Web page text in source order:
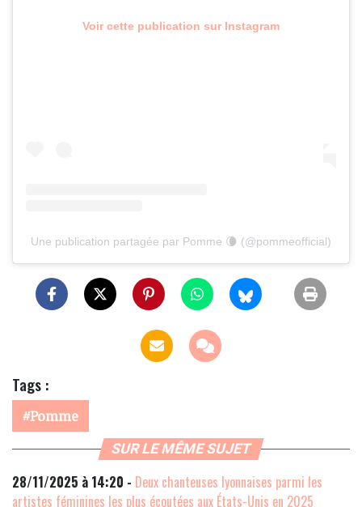
Voir cette publication sur Instagram
Une publication partagée par Pomme 🌘 (@pommeofficial)
Tags :
Pomme
SUR LE MÊME SUJET
28/11/2025 à 14:20 - Deux chanteuses lyonnaises parmi les
artistes féminines les plus écoutées aux États-Unis en 2025